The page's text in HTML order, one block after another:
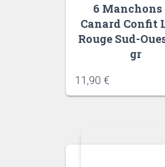
6 Manchons
Canard Confit
Rouge Sud-
gr
11,90 €